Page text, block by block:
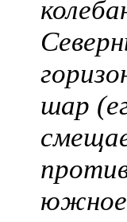
шар
южное